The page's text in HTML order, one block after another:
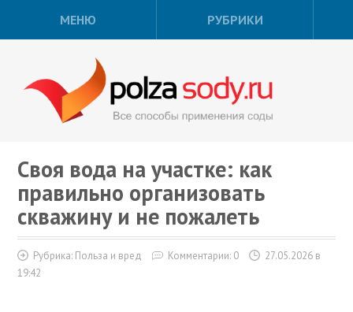
МЕНЮ РУБРИКИ
Своя вода на участке: как
правильно организовать
скважину и не пожалеть
Рубрика: Польза и вред Комментарии: 0
27.05.2026 в
19:42